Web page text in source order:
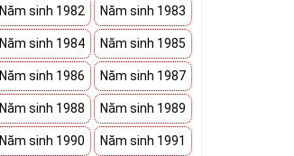
Năm sinh 1982 Năm sinh 1983
Năm sinh 1984 Năm sinh 1985
Năm sinh 1986 Năm sinh 1987
Năm sinh 1988 Năm sinh 1989
Năm sinh 1990 Năm sinh 1991